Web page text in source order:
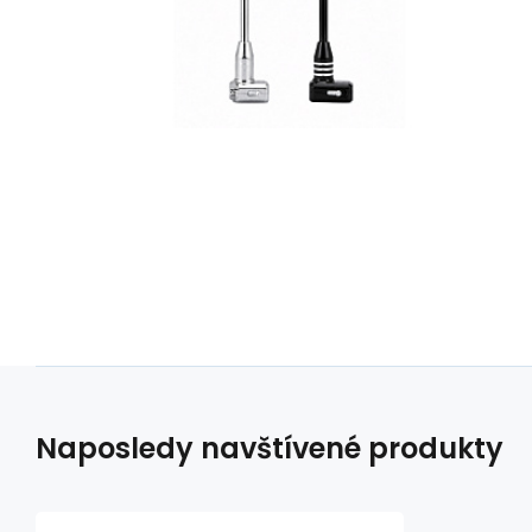
Naposledy navštívené produkty